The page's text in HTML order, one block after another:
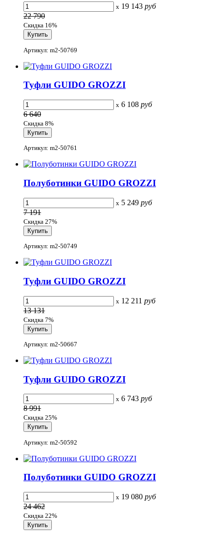
x 19 143 руб
22 790
Скидка 16%
Артикул: m2-50769
Туфли GUIDO GROZZI
x 6 108 руб
6 640
Скидка 8%
Артикул: m2-50761
Полуботинки GUIDO GROZZI
x 5 249 руб
7 191
Скидка 27%
Артикул: m2-50749
Туфли GUIDO GROZZI
x 12 211 руб
13 131
Скидка 7%
Артикул: m2-50667
Туфли GUIDO GROZZI
x 6 743 руб
8 991
Скидка 25%
Артикул: m2-50592
Полуботинки GUIDO GROZZI
x 19 080 руб
24 462
Скидка 22%